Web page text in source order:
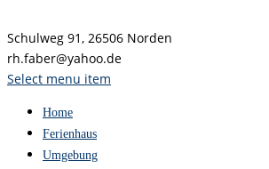
Schulweg 91, 26506 Norden
rh.faber@yahoo.de
Select menu item
Home
Ferienhaus
Umgebung